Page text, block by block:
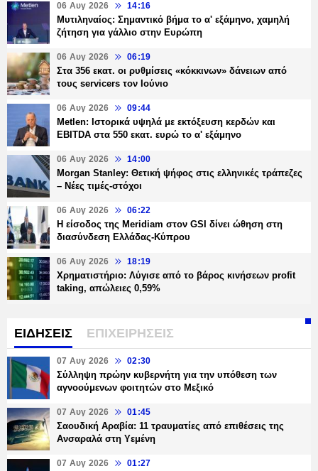
06 Αυγ 2026 14:16
Μυτιληναίος: Σημαντικό βήμα το α' εξάμηνο, χαμηλή
ζήτηση για γάλλιο στην Ευρώπη
06 Αυγ 2026 06:19
Στα 356 εκατ. οι ρυθμίσεις «κόκκινων» δάνειων από
τους servicers τον Ιούνιο
06 Αυγ 2026 09:44
Metlen: Ιστορικά υψηλά με εκτόξευση κερδών και
EBITDA στα 550 εκατ. ευρώ το α' εξάμηνο
06 Αυγ 2026 14:00
Morgan Stanley: Θετική ψήφος στις ελληνικές τράπεζες
– Νέες τιμές-στόχοι
06 Αυγ 2026 06:22
Η είσοδος της Meridiam στον GSI δίνει ώθηση στη
διασύνδεση Ελλάδας-Κύπρου
06 Αυγ 2026 18:19
Χρηματιστήριο: Λύγισε από το βάρος κινήσεων profit
taking, απώλειες 0,59%
ΕΙΔΗΣΕΙΣ ΕΠΙΧΕΙΡΗΣΕΙΣ
07 Αυγ 2026 02:30
Σύλληψη πρώην κυβερνήτη για την υπόθεση των
αγνοούμενων φοιτητών στο Μεξικό
07 Αυγ 2026 01:45
Σαουδική Αραβία: 11 τραυματίες από επιθέσεις της
Ανσαραλά στη Υεμένη
07 Αυγ 2026 01:27